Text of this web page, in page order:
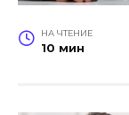
НА ЧТЕНИЕ
10 мин